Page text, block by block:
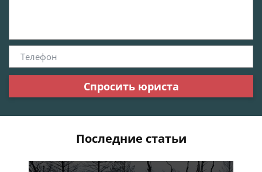
Спросить юриста
Последние статьи